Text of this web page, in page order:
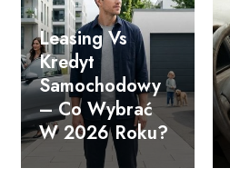
Leasing Vs
Kredyt
Samochodowy
– Co Wybrać
W 2026 Roku?